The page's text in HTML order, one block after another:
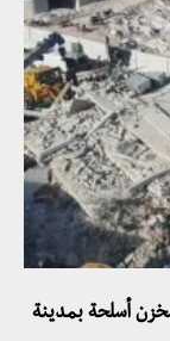
أسلحة بمدينة